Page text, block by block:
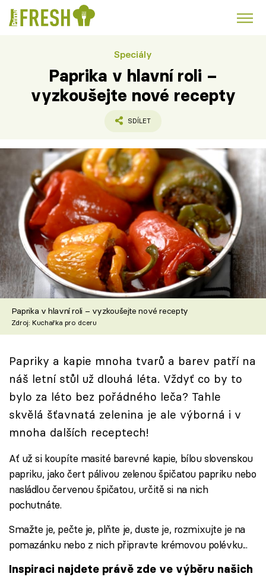
Polévky k večeři
Česká kuchyně Čokoláda
Témata
Recepty
Články
TV Program
Škola vaření
Recepty z TV
Speciál: Cuketa
Těhotnej kuchař
Sledujte prima+
Přihlášení
Sledujte nás
Speciály
Paprika v hlavní roli –
vyzkoušejte nové recepty
SDÍLET
Paprika v hlavní roli – vyzkoušejte nové recepty
Zdroj: Kuchařka pro dceru
Papriky a kapie mnoha tvarů a barev patří na
náš letní stůl už dlouhá léta. Vždyť co by to
bylo za léto bez pořádného leča? Tahle
skvělá šťavnatá zelenina je ale výborná i v
mnoha dalších receptech!
Ať už si koupíte masité barevné kapie, bílou slovenskou
papriku, jako čert pálivou zelenou špičatou papriku nebo
nasládlou červenou špičatou, určitě si na nich
pochutnáte.
Smažte je, pečte je, plňte je, duste je, rozmixujte je na
pomazánku nebo z nich připravte krémovou polévku...
Inspiraci najdete právě zde ve výběru našich